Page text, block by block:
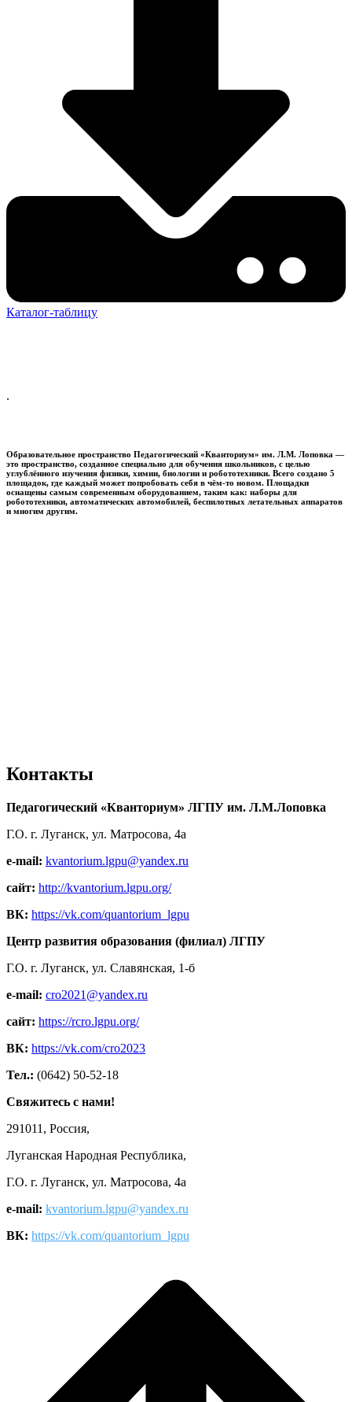
Каталог-таблицу
.
Образовательное пространство Педагогический «Кванториум» им. Л.М. Лоповка —
это пространство, созданное специально для обучения школьников, с целью
углублённого изучения физики, химии, биологии и робототехники. Всего создано 5
площадок, где каждый может попробовать себя в чём-то новом. Площадки
оснащены самым современным оборудованием, таким как: наборы для
робототехники, автоматических автомобилей, беспилотных летательных аппаратов
и многим другим.
Контакты
Педагогический «Кванториум» ЛГПУ им. Л.М.Лоповка
Г.О. г. Луганск, ул. Матросова, 4а
e-mail: kvantorium.lgpu@yandex.ru
сайт: http://kvantorium.lgpu.org/
ВК: https://vk.com/quantorium_lgpu
Центр развития образования (филиал) ЛГПУ
Г.О. г. Луганск, ул. Славянская, 1-б
e-mail: cro2021@yandex.ru
сайт: https://rcro.lgpu.org/
ВК: https://vk.com/cro2023
Тел.: (0642) 50-52-18
Свяжитесь с нами!
291011, Россия,
Луганская Народная Республика,
Г.О. г. Луганск, ул. Матросова, 4а
e-mail: kvantorium.lgpu@yandex.ru
ВК: https://vk.com/quantorium_lgpu